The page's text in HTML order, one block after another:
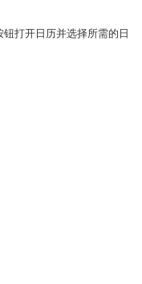
打开日历并选择所需的日